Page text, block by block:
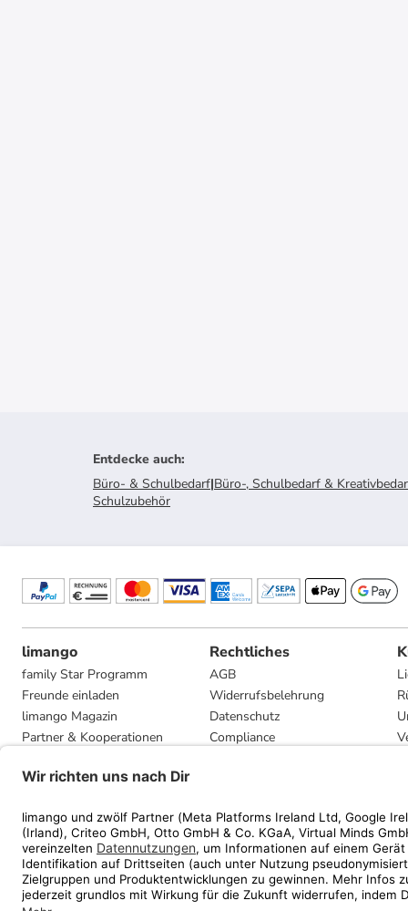
Entdecke auch:
Büro- & Schulbedarf|Büro-, Schulbedarf &
Schulzubehör
limango
family Star Programm
Freunde einladen
limango Magazin
Partner & Kooperationen
Presse
Rechtliches
AGB
Widerrufsbelehrung
Datenschutz
Compliance